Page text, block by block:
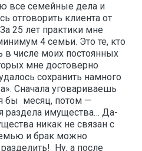
все семейные дела и
отговорить клиента от
25 лет практики мне
4 семьи. Это те, кто
в числе моих постоянных
мне достоверно
сохранить намного
Сначала уговариваешь
бы месяц, потом —
раздела имущества… Да-
никак не связан с
и брак можно
Ну, а после